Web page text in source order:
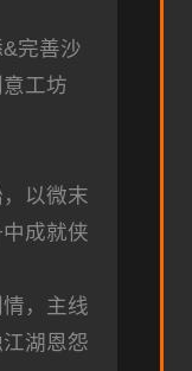
完善沙
工坊
以微末
成就侠
，主线
湖恩怨